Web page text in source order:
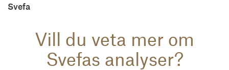
Svefa
Vill du veta mer om
Svefas analyser?